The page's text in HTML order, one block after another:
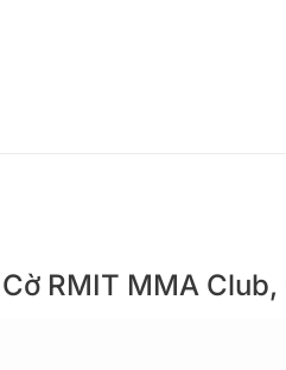
RMIT MMA Club,